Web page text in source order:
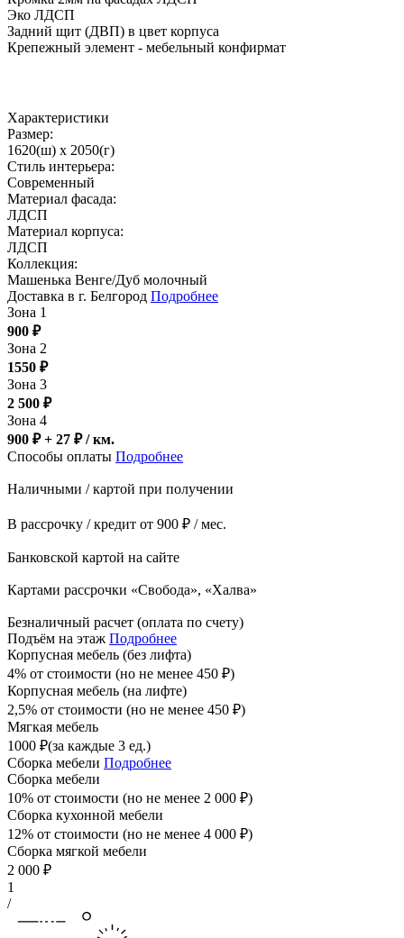
Эко ЛДСП
Задний щит (ДВП) в цвет корпуса
Крепежный элемент - мебельный конфирмат
Характеристики
Размер:
1620(ш) x 2050(г)
Стиль интерьера:
Современный
Материал фасада:
ЛДСП
Материал корпуса:
ЛДСП
Коллекция:
Машенька Венге/Дуб молочный
Доставка в г. Белгород Подробнее
Зона 1
900 ₽
Зона 2
1550 ₽
Зона 3
2 500 ₽
Зона 4
900 ₽ + 27 ₽/ км.
Способы оплаты Подробнее
Наличными / картой при получении
В рассрочку / кредит от 900 ₽ / мес.
Банковской картой на сайте
Картами рассрочки «Свобода», «Халва»
Безналичный расчет (оплата по счету)
Подъём на этаж Подробнее
Корпусная мебель (без лифта)
4% от стоимости (но не менее 450 ₽)
Корпусная мебель (на лифте)
2,5% от стоимости (но не менее 450 ₽)
Мягкая мебель
1000 ₽(за каждые 3 ед.)
Сборка мебели Подробнее
Сборка мебели
10% от стоимости (но не менее 2 000 ₽)
Сборка кухонной мебели
12% от стоимости (но не менее 4 000 ₽)
Сборка мягкой мебели
2 000 ₽
1
/